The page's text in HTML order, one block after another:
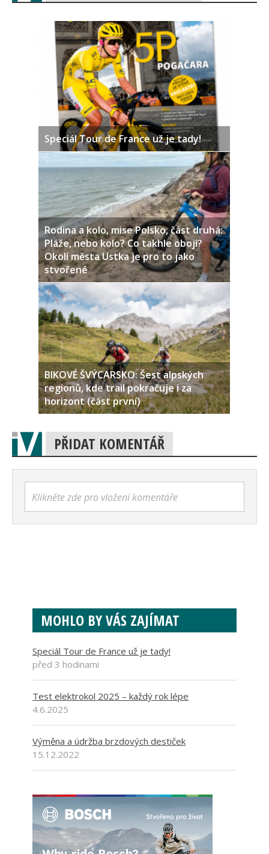
Speciál Tour de France už je tady!
Rodina a kolo, mise Polsko, část druhá:
Pláže, nebo kolo? Co takhle obojí?
Okolí města Ustka je pro to jako
stvořené
BIKOVÉ ŠVÝCARSKO: Šest alpských
regionů, kde trail pokračuje i za
horizont (část první)
PŘIDAT KOMENTÁŘ
Klikněte zde pro vložení komentáře
MOHLO BY VÁS ZAJÍMAT
Speciál Tour de France už je tady!
před 3 hodinami
Test elektrokol 2025 – každý rok lépe
4.6.2025
Výměna a údržba brzdových destiček
15.12.2022